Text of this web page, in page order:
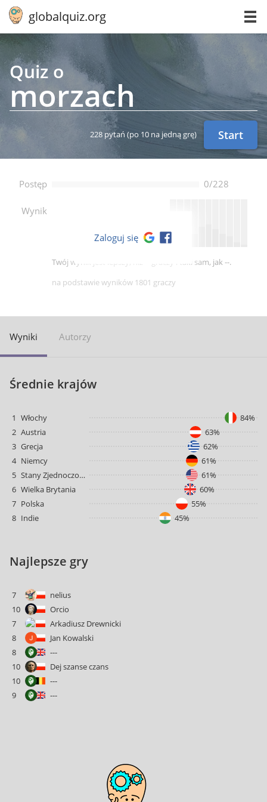
globalquiz.org
Quiz o
morzach
228 pytań (po 10 na jedną grę) Start
Postęp 0/228
Wynik --
Twój wynik jest lepszy, niż -- graczy i taki sam, jak --.
na podstawie wyników 1801 graczy
Zaloguj się
Wyniki Autorzy
Średnie krajów
1 Włochy
84%
2 Austria
63%
3 Grecja
62%
4 Niemcy
61%
5
Stany Zjednoczone
61%
6 Wielka Brytania
60%
7 Polska
55%
8 Indie 45%
Najlepsze gry
7
nelius
10
Orcio
7
Arkadiusz Drewnicki
8
Jan Kowalski
8
---
10
Dej szanse czans
10
---
9
---